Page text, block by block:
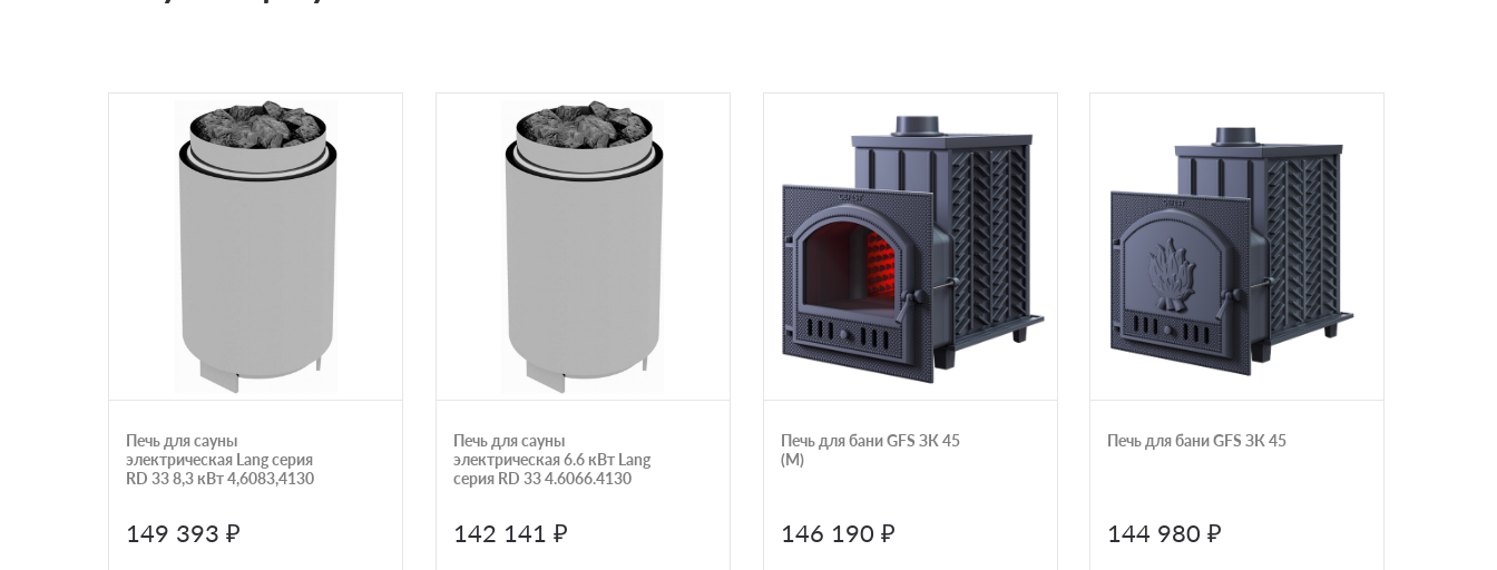
Печь для сауны
электрическая Lang серия
RD 33 8,3 кВт 4,6083,4130
149 393 ₽
Печь для сауны
электрическая 6.6 кВт Lang
серия RD 33 4.6066.4130
142 141 ₽
Печь для бани GFS ЗК 45
(М)
146 190 ₽
Печь для бани GFS ЗК 45
144 980 ₽